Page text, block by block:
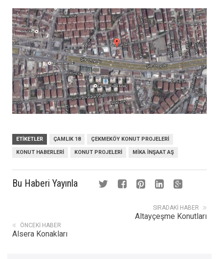
ETIKETLER ÇAMLIK 18 ÇEKMEKÖY KONUT PROJELERI
KONUT HABERLERI KONUT PROJELERI MIKA İNŞAAT AŞ
Bu Haberi Yayınla
SIRADAKI HABER
Altayçeşme Konutları
ÖNCEKI HABER
Alsera Konakları